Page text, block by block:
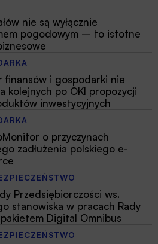
nie są wyłącznie
pogodowym – to istotne
finansów i gospodarki nie
kolejnych po OKI propozycji
inwestycyjnych
o przyczynach
zadłużenia polskiego e-
Przedsiębiorczości ws.
stanowiska w pracach Rady
Digital Omnibus